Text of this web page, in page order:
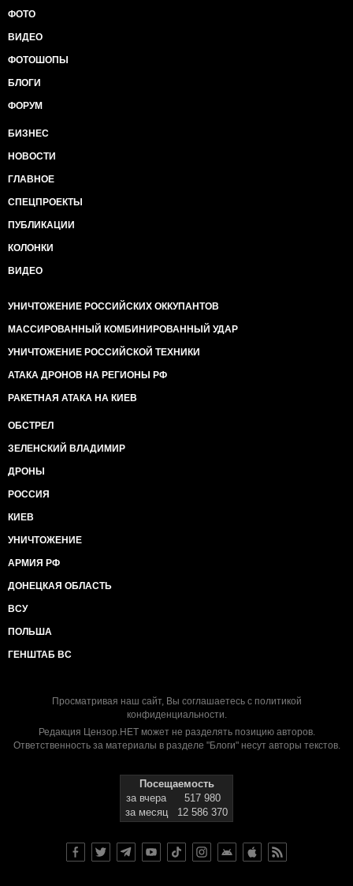
ФОТО
ВИДЕО
ФОТОШОПЫ
БЛОГИ
ФОРУМ
БИЗНЕС
НОВОСТИ
ГЛАВНОЕ
СПЕЦПРОЕКТЫ
ПУБЛИКАЦИИ
КОЛОНКИ
ВИДЕО
УНИЧТОЖЕНИЕ РОССИЙСКИХ ОККУПАНТОВ
МАССИРОВАННЫЙ КОМБИНИРОВАННЫЙ УДАР
УНИЧТОЖЕНИЕ РОССИЙСКОЙ ТЕХНИКИ
АТАКА ДРОНОВ НА РЕГИОНЫ РФ
РАКЕТНАЯ АТАКА НА КИЕВ
ОБСТРЕЛ
ЗЕЛЕНСКИЙ ВЛАДИМИР
ДРОНЫ
РОССИЯ
КИЕВ
УНИЧТОЖЕНИЕ
АРМИЯ РФ
ДОНЕЦКАЯ ОБЛАСТЬ
ВСУ
ПОЛЬША
ГЕНШТАБ ВС
Просматривая наш сайт, Вы соглашаетесь с политикой
конфиденциальности.
Редакция Цензор.НЕТ может не разделять позицию авторов.
Ответственность за материалы в разделе "Блоги" несут авторы текстов.
Посещаемость
за вчера
517 980
за месяц
12 586 370